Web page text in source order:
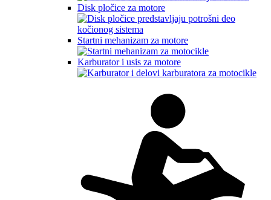
Disk pločice za motore
Startni mehanizam za motore
Karburator i usis za motore